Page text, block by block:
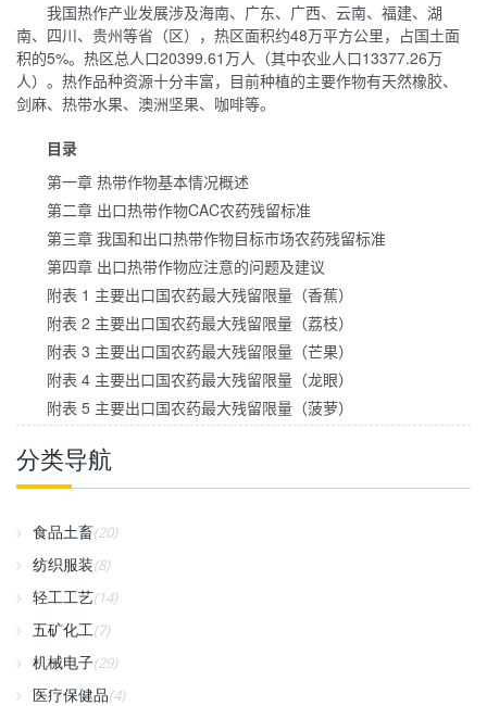
我国热作产业发展涉及海南、广东、广西、云南、福建、湖
南、四川、贵州等省（区），热区面积约48万平方公里，占国土面
积的5%。热区总人口20399.61万人（其中农业人口13377.26万
人）。热作品种资源十分丰富，目前种植的主要作物有天然橡胶、
剑麻、热带水果、澳洲坚果、咖啡等。
目录
第一章 热带作物基本情况概述
第二章 出口热带作物CAC农药残留标准
第三章 我国和出口热带作物目标市场农药残留标准
第四章 出口热带作物应注意的问题及建议
附表 1 主要出口国农药最大残留限量（香蕉）
附表 2 主要出口国农药最大残留限量（荔枝）
附表 3 主要出口国农药最大残留限量（芒果）
附表 4 主要出口国农药最大残留限量（龙眼）
附表 5 主要出口国农药最大残留限量（菠萝）
分类导航
食品土畜(20)
纺织服装(8)
轻工工艺(14)
五矿化工(7)
机械电子(29)
医疗保健品(4)